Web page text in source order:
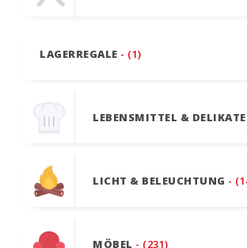
LAGERREGALE - (1)
LEBENSMITTEL &
LICHT & BELEUCHTUNG -
MÖBEL - (231)